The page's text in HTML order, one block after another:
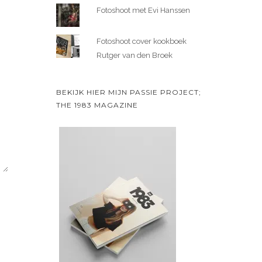
Fotoshoot met Evi Hanssen
Fotoshoot cover kookboek
Rutger van den Broek
BEKIJK HIER MIJN PASSIE PROJECT;
THE 1983 MAGAZINE